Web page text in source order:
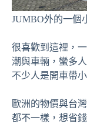
JUMBO外的一個
很喜歡到這裡，
潮與車輛，蠻多
不少人是開車帶
歐洲的物價與台
都不一樣，想省